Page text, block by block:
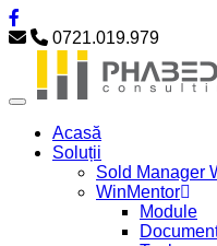
0721.019.979
Acasă
Soluții
Sold Manager
WinMentor
Module